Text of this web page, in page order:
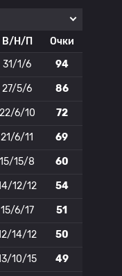
В/Н/П
Очки
31/1/6 94
27/5/6 86
22/6/10 72
21/6/11 69
15/15/8 60
12/12 54
15/6/17 51
14/12 50
10/15 49